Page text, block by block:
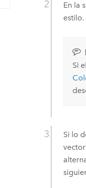
En la
estilo.
Si
Si lo